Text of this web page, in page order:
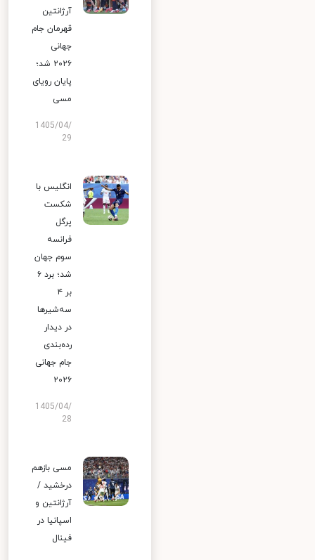
آرژانتین
قهرمان جام
جهانی
۲۰۲۶ شد؛
پایان رویای
مسی
1405/04/
29
انگلیس با
شکست
پرگل
فرانسه
سوم جهان
شد؛ برد ۶
بر ۴
سه‌شیرها
در دیدار
رده‌بندی
جام جهانی
۲۰۲۶
1405/04/
28
مسی بازهم
درخشید /
آرژانتین و
اسپانیا در
فینال